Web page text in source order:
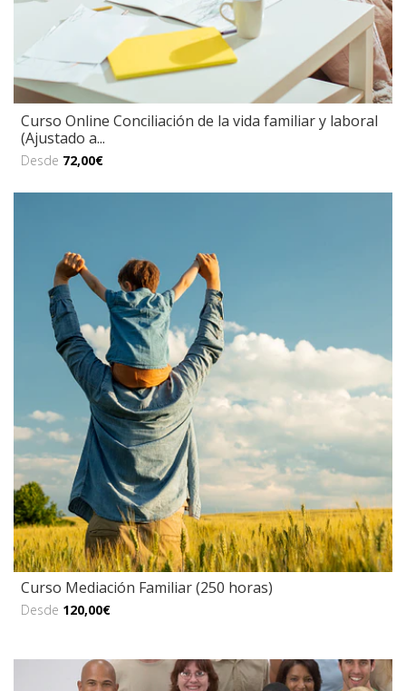
Curso Online Conciliación de la vida familiar y laboral
(Ajustado a...
Desde 72,00€
Curso Mediación Familiar (250 horas)
Desde 120,00€